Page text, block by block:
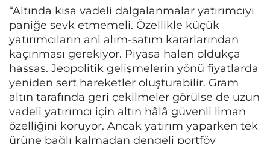
“Altında kısa vadeli dalgalanmalar yatırımcıyı
paniğe sevk etmemeli. Özellikle küçük
yatırımcıların ani alım-satım kararlarından
kaçınması gerekiyor. Piyasa halen oldukça
hassas. Jeopolitik gelişmelerin yönü fiyatlarda
yeniden sert hareketler oluşturabilir. Gram
altın tarafında geri çekilmeler görülse de uzun
vadeli yatırımcı için altın hâlâ güvenli liman
özelliğini koruyor. Ancak yatırım yaparken tek
ürüne bağlı kalmadan dengeli portföy